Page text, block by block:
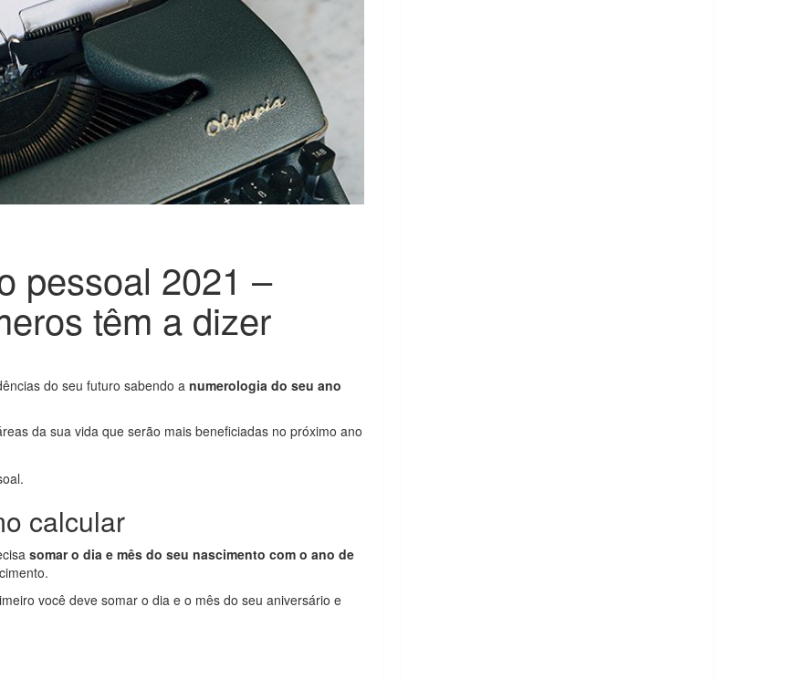
pessoal 2021 –
têm a dizer
do seu futuro sabendo a numerologia do seu ano
da sua vida que serão mais beneficiadas no próximo ano
calcular
somar o dia e mês do seu nascimento com o ano de
você deve somar o dia e o mês do seu aniversário e